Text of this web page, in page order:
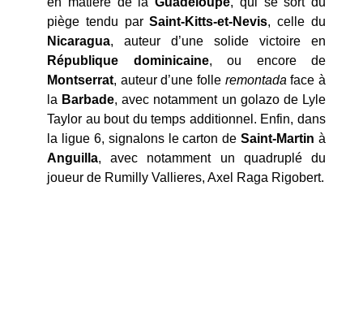
piège tendu parSaint-Kitts-et-Nevis, celle du
Nicaragua, auteur d’une solide victoire en
République dominicaine, ou encore de
Montserrat, auteur d’une folle remontada face à
la Barbade, avec notamment un golazo de Lyle
Taylor au bout du temps additionnel. Enfin, dans
la ligue 6, signalons le carton deSaint-Martin à
Anguilla, avec notamment un quadruplé du
joueur de Rumilly Vallieres, Axel Raga Rigobert.